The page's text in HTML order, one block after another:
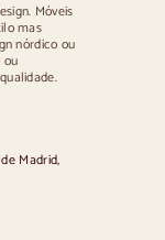
Móveis
mas
nórdico ou
ou
Madrid,